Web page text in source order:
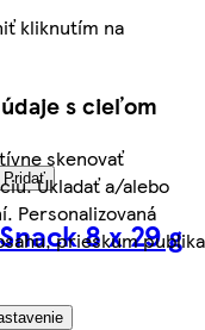
kliknutím na
s cieľom
skenovať
Ukladať a/alebo
Personalizovaná
prieskum publika
Pridať
8 x 29 g